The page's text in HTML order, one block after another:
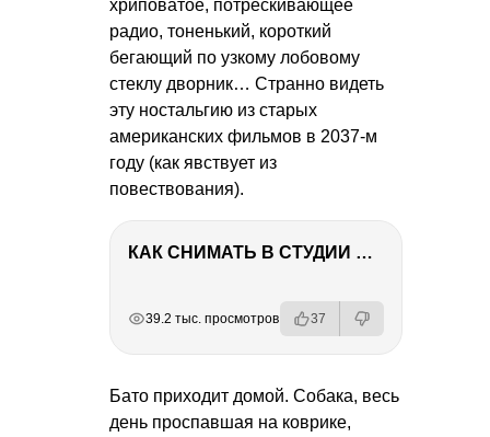
хриповатое, потрескивающее
радио, тоненький, короткий
бегающий по узкому лобовому
стеклу дворник… Странно видеть
эту ностальгию из старых
американских фильмов в 2037-м
году (как явствует из
повествования).
КАК СНИМАТЬ В СТУДИИ СО ВСПЫШКАМИ
39.2 тыс. просмотров 37
Бато приходит домой. Собака, весь
день проспавшая на коврике,